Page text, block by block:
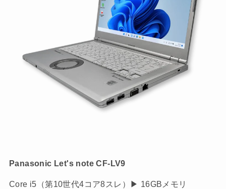
Panasonic Let's note CF-LV9
Core i5（第10世代4コア8スレ）▶ 16GBメモリ